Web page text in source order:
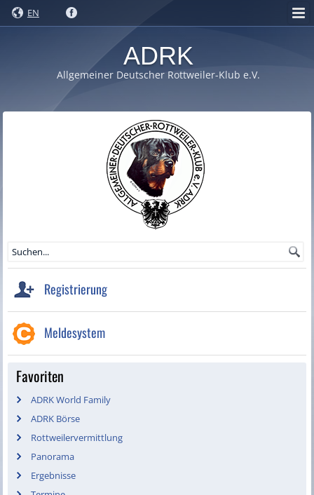
EN
ADRK
Allgemeiner Deutscher Rottweiler-Klub e.V.
Registrierung
Meldesystem
Favoriten
ADRK World Family
ADRK Börse
Rottweilervermittlung
Panorama
Ergebnisse